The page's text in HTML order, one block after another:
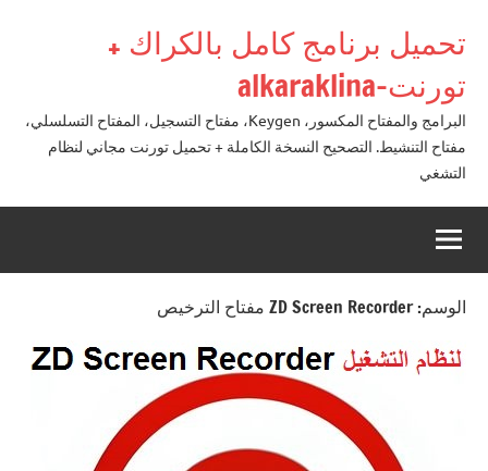
تحميل برنامج كامل بالكراك +
تورنت-alkaraklina
البرامج والمفتاح المكسور، Keygen، مفتاح التسجيل، المفتاح التسلسلي،
مفتاح التنشيط. التصحيح النسخة الكاملة + تحميل تورنت مجاني لنظام
التشغي
الوسم:ZD Screen Recorder مفتاح الترخيص